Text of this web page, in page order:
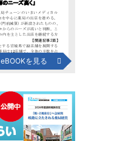
eBOOKを見る